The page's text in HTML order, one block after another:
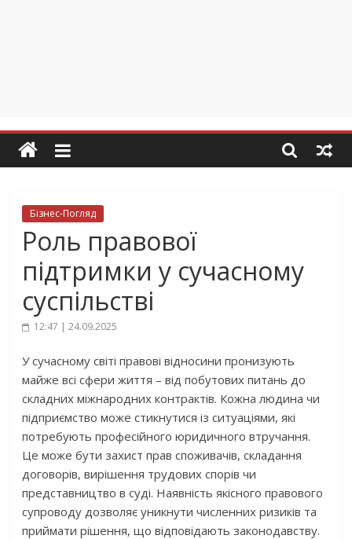
Бізнес-Погляд
Роль правової
підтримки у сучасному
суспільстві
12:47 | 24.09.2025
У сучасному світі правові відносини пронизують
майже всі сфери життя – від побутових питань до
складних міжнародних контрактів. Кожна людина чи
підприємство може стикнутися із ситуаціями, які
потребують професійного юридичного втручання.
Це може бути захист прав споживачів, складання
договорів, вирішення трудових спорів чи
представництво в суді. Наявність якісного правового
супроводу дозволяє уникнути численних ризиків та
приймати рішення, що відповідають законодавству.